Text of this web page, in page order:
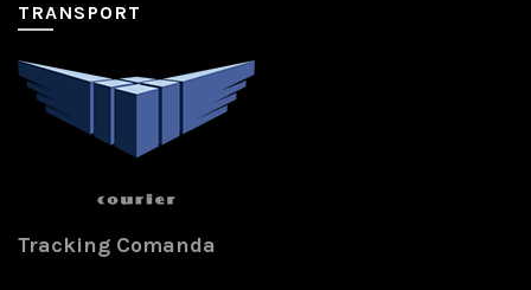
TRANSPORT
Tracking Comanda